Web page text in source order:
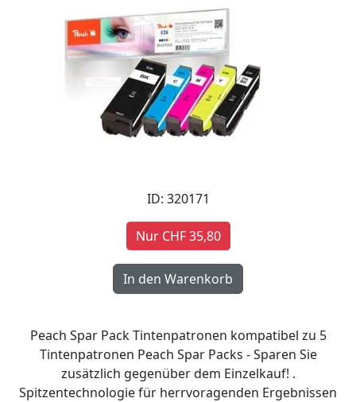
ID: 320171
Nur CHF 35,80
Peach Spar Pack Tintenpatronen kompatibel zu 5
Tintenpatronen Peach Spar Packs - Sparen Sie
zusätzlich gegenüber dem Einzelkauf! .
Spitzentechnologie für herrvoragenden Ergebnissen